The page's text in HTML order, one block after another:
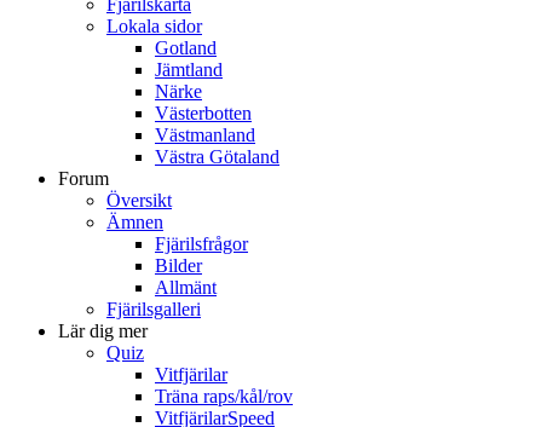
Lokala sidor
Gotland
Jämtland
Närke
Västerbotten
Västmanland
Västra Götaland
Forum
Översikt
Ämnen
Fjärilsfrågor
Bilder
Allmänt
Fjärilsgalleri
Lär dig mer
Quiz
Vitfjärilar
Träna raps/kål/rov
VitfjärilarSpeed